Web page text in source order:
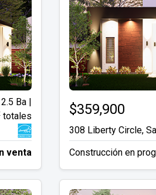
Ba |
totales
venta
$359,900
308 Liberty Circle,
Construcción en